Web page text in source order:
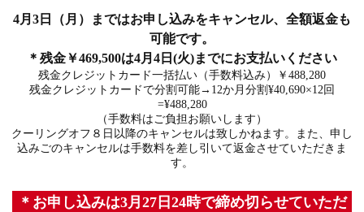
4月3日（月）まではお申し込みをキャンセル、全額返金も
可能です。
＊残金￥469,500は4月4日(火)までにお支払いください
残金クレジットカード一括払い（手数料込み）￥488,280
残金クレジットカードで分割可能→12か月分割¥40,690×12回
=¥488,280
（手数料はご負担お願いします）
クーリングオフ８日以降のキャンセルは致しかねます。また、申し
込みごのキャンセルは手数料を差し引いて返金させていただきま
す。
＊お申し込みは3月27日24時で締め切らせていただ